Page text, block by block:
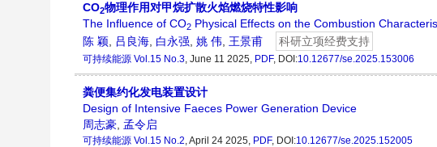
CO2物理作用对甲烷扩散火焰燃烧特性影响
The Influence of CO2 Physical Effects on the Combustion
陈 颖
吕良海 白永强 姚 伟 王景甫 科研立项经费支持
可持续能源 Vol.15 No.3, June 11 2025, PDF, DOI:10.12677/se.2025.153006
粪便集约化发电装置设计
Design of Intensive Faeces Power Generation Device
周志豪 孟令启
可持续能源 Vol.15 No.2, April 24 2025, PDF, DOI:10.12677/se.2025.152005